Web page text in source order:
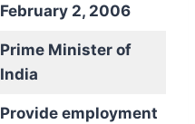
February 2, 2006
Prime Minister of
India
Provide employment